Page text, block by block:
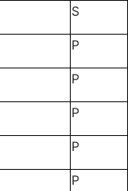
S
P
P
P
P
P